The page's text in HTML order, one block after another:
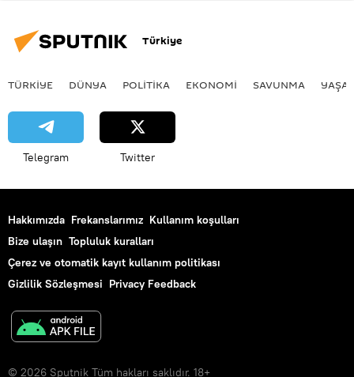
Türkiye
TÜRKIYE DÜNYA POLİTİKA EKONOMİ SAVUNMA
Telegram Twitter
Hakkımızda Frekanslarımız Kullanım koşulları
Bize ulaşın Topluluk kuralları
Çerez ve otomatik kayıt kullanım politikası
Gizlilik Sözleşmesi Privacy Feedback
© 2026 Sputnik Tüm hakları saklıdır. 18+